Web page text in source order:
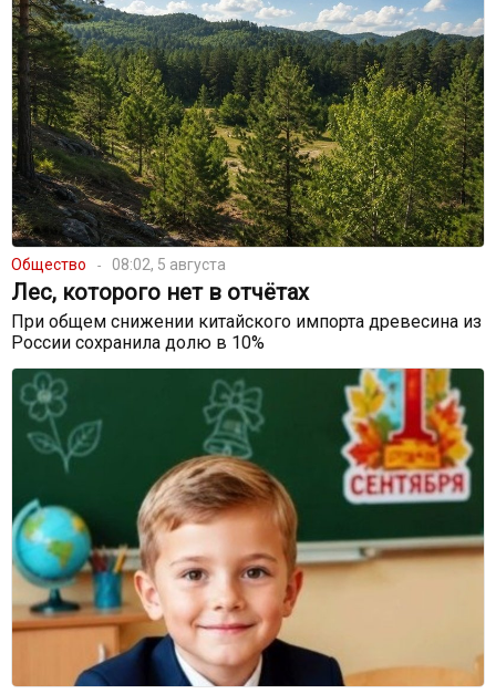
Общество 08:02, 5 августа
Лес, которого нет в отчётах
При общем снижении китайского импорта древесина из
России сохранила долю в 10%